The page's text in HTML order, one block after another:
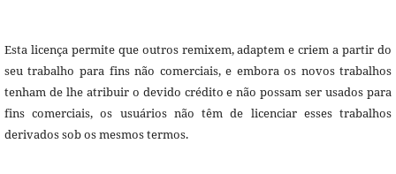
Esta licença permite que outros remixem, adaptem e criem a partir do
seu trabalho para fins não comerciais, e embora os novos trabalhos
tenham de lhe atribuir o devido crédito e não possam ser usados para
fins comerciais, os usuários não têm de licenciar esses trabalhos
derivados sob os mesmos termos.